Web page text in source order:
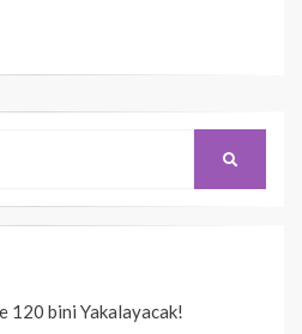
120 bini Yakalayacak!